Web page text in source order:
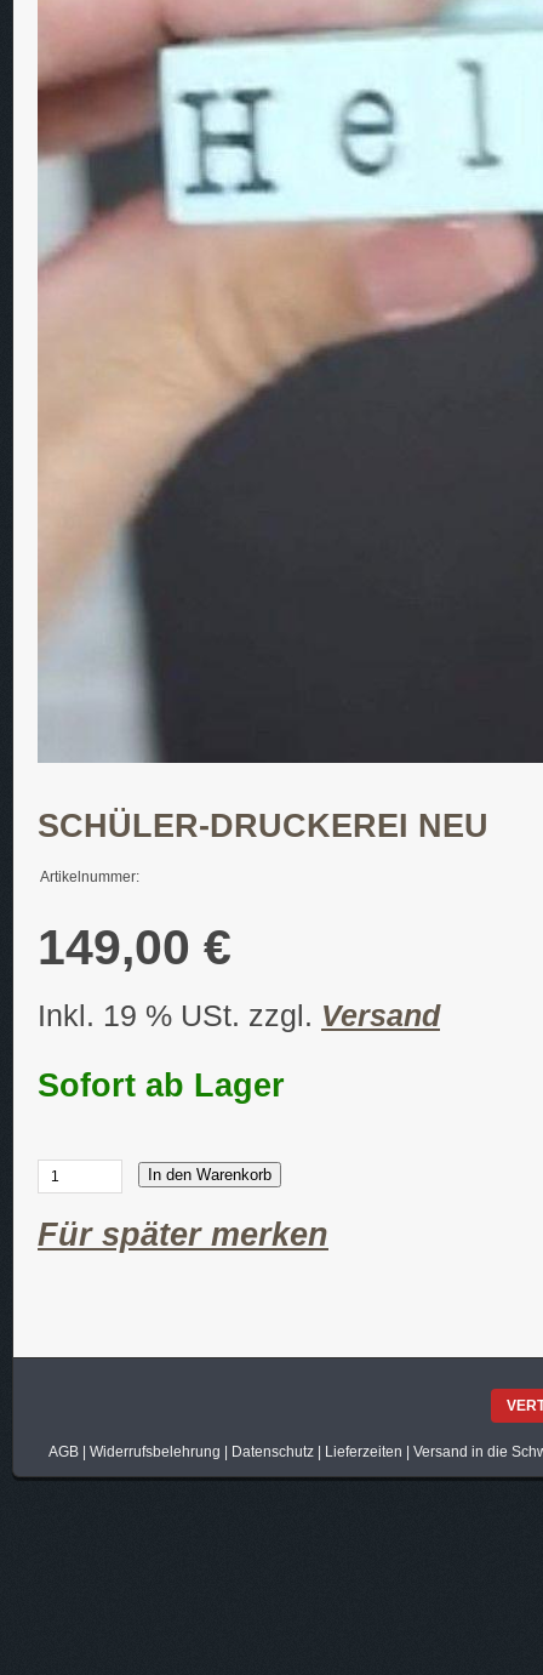
SCHÜLER-DRUCKEREI NEU
Artikelnummer:
149,00 €
Inkl. 19 % USt. zzgl. Versand
Sofort ab Lager
In den Warenkorb
Für später merken
AGB| Widerrufsbelehrung | Datenschutz| Lieferzeiten | Versand in die